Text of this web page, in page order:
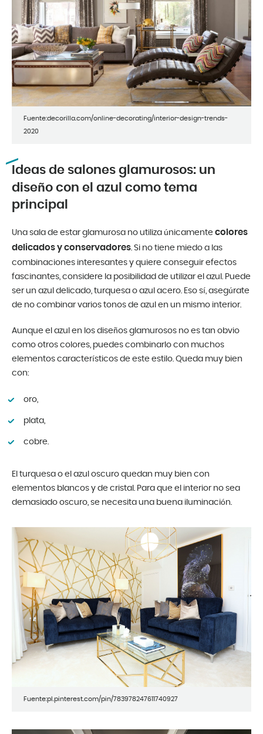
Fuente:decorilla.com/online-decorating/interior-design-trends-
2020
Ideas de salones glamurosos: un
diseño con el azul como tema
principal
Una sala de estar glamurosa no utiliza únicamente colores
delicados y conservadores . Si no tiene miedo a las
combinaciones interesantes y quiere conseguir efectos
fascinantes, considere la posibilidad de utilizar el azul. Puede
ser un azul delicado, turquesa o azul acero. Eso sí, asegúrate
de no combinar varios tonos de azul en un mismo interior.
Aunque el azul en los diseños glamurosos no es tan obvio
como otros colores, puedes combinarlo con muchos
elementos característicos de este estilo. Queda muy bien
con:
oro,
plata,
cobre.
El turquesa o el azul oscuro quedan muy bien con
elementos blancos y de cristal. Para que el interior no sea
demasiado oscuro, se necesita una buena iluminación.
Fuente:pl.pinterest.com/pin/783978247611740927